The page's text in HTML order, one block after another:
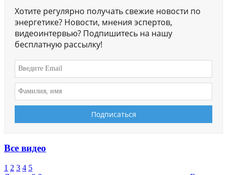
Хотите регулярно получать свежие новости по
энергетике? Новости, мнения эспертов,
видеоинтервью? Подпишитесь на нашу
бесплатную рассылку!
Все видео
1 2 3 4 5